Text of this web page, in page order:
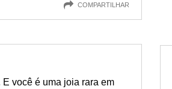
COMPARTILHAR
você é uma joia rara em